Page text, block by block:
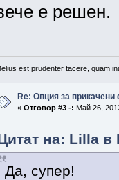
е
est prudenter tacere, quam
Re: Опция за
« Отговор #3 -: Май 26,
на: Lilla в
Да, супер!